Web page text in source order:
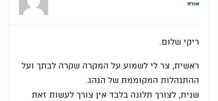
אורח
ריקי שלום.
ראשית, צר לי לשמוע על המקרה שקרה לבתך ועל
ההתנהלות המקוממת של הנהג.
שנית, לצורך תלונה בלבד אין צורך לעשות זאת